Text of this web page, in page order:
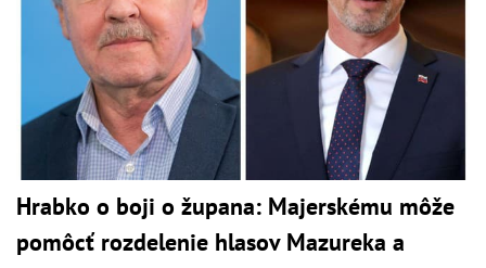
Hrabko o boji o župana: Majerskému môže
pomôcť rozdelenie hlasov Mazureka a